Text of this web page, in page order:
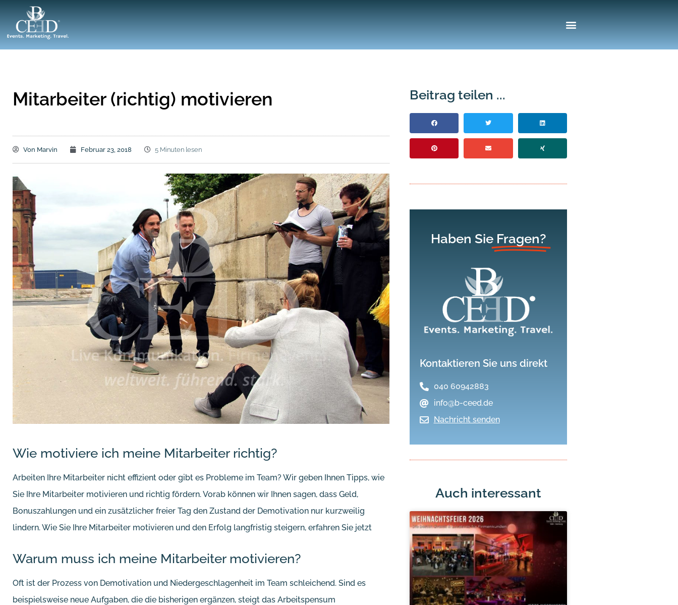
Mitarbeiter (richtig) motivieren
Von Marvin Februar 23, 2018 5 Minuten lesen
Wie motiviere ich meine Mitarbeiter richtig?
Arbeiten Ihre Mitarbeiter nicht effizient oder gibt es Probleme im Team? Wir geben Ihnen Tipps, wie
Sie Ihre Mitarbeiter motivieren und richtig fördern. Vorab können wir Ihnen sagen, dass Geld,
Bonuszahlungen und ein zusätzlicher freier Tag den Zustand der Demotivation nur kurzweilig
lindern. Wie Sie Ihre Mitarbeiter motivieren und den Erfolg langfristig steigern, erfahren Sie jetzt
Warum muss ich meine Mitarbeiter motivieren?
Oft ist der Prozess von Demotivation und Niedergeschlagenheit im Team schleichend. Sind es
beispielsweise neue Aufgaben, die die bisherigen ergänzen, steigt das Arbeitspensum
Beitrag teilen ...
Haben Sie Fragen?
Kontaktieren Sie uns direkt
040 60942883
info@b-ceed.de
Nachricht senden
Auch interessant